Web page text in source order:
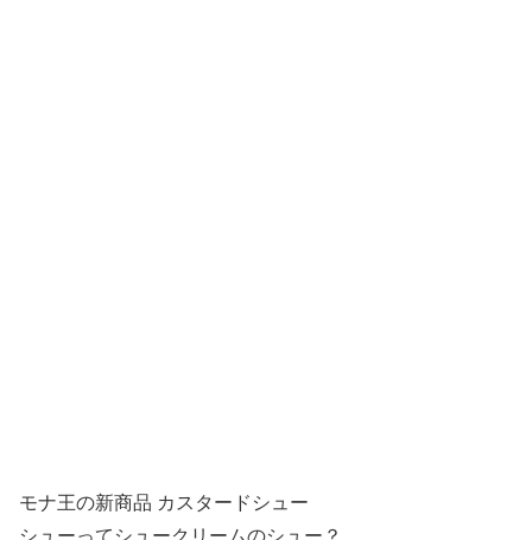
モナ王の新商品 カスタードシュー
シューってシュークリームのシュー？